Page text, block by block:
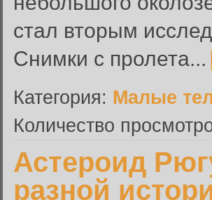
стал вторым
Снимки с пролета...
Категория: Малые
Количество
Астероид
разной